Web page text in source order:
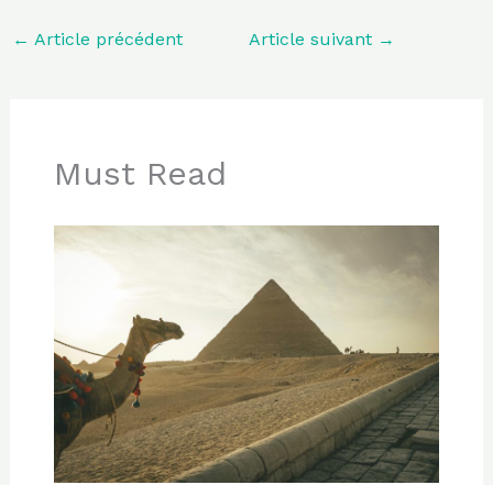
← Article précédent Article suivant →
Must Read